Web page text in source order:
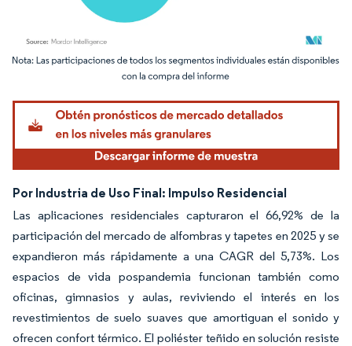
Imagen © Mordor Intelligence. El uso requiere atribución según CC BY 4.0.
Por Industria de Uso Final: Impulso Residencial
Las aplicaciones residenciales capturaron el 66,92% de la
participación del mercado de alfombras y tapetes en 2025 y se
expandieron más rápidamente a una CAGR del 5,73%. Los
espacios de vida pospandemia funcionan también como
oficinas, gimnasios y aulas, reviviendo el interés en los
revestimientos de suelo suaves que amortiguan el sonido y
ofrecen confort térmico. El poliéster teñido en solución resiste